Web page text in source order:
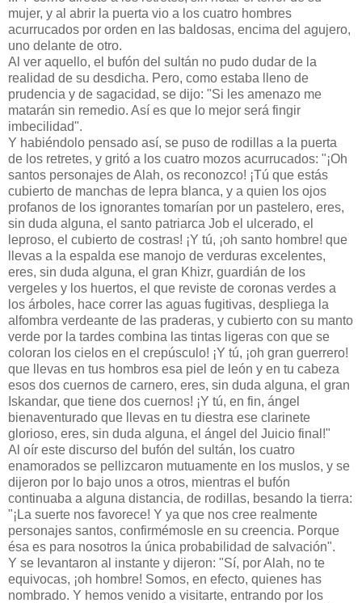
mujer, y al abrir la puerta vio a los cuatro hombres
acurrucados por orden en las baldosas, encima del agujero,
uno delante de otro.
Al ver aquello, el bufón del sultán no pudo dudar de la
realidad de su desdicha. Pero, como estaba lleno de
prudencia y de sagacidad, se dijo: "Si les amenazo me
matarán sin remedio. Así es que lo mejor será fingir
imbecilidad".
Y habiéndolo pensado así, se puso de rodillas a la puerta
de los retretes, y gritó a los cuatro mozos acurrucados: "¡Oh
santos personajes de Alah, os reconozco! ¡Tú que estás
cubierto de manchas de lepra blanca, y a quien los ojos
profanos de los ignorantes tomarían por un pastelero, eres,
sin duda alguna, el santo patriarca Job el ulcerado, el
leproso, el cubierto de costras! ¡Y tú, ¡oh santo hombre! que
llevas a la espalda ese manojo de verduras excelentes,
eres, sin duda alguna, el gran Khizr, guardián de los
vergeles y los huertos, el que reviste de coronas verdes a
los árboles, hace correr las aguas fugitivas, despliega la
alfombra verdeante de las praderas, y cubierto con su manto
verde por la tardes combina las tintas ligeras con que se
coloran los cielos en el crepúsculo! ¡Y tú, ¡oh gran guerrero!
que llevas en tus hombros esa piel de león y en tu cabeza
esos dos cuernos de carnero, eres, sin duda alguna, el gran
Iskandar, que tiene dos cuernos! ¡Y tú, en fin, ángel
bienaventurado que llevas en tu diestra ese clarinete
glorioso, eres, sin duda alguna, el ángel del Juicio final!"
Al oír este discurso del bufón del sultán, los cuatro
enamorados se pellizcaron mutuamente en los muslos, y se
dijeron por lo bajo unos a otros, mientras el bufón
continuaba a alguna distancia, de rodillas, besando la tierra:
"¡La suerte nos favorece! Y ya que nos cree realmente
personajes santos, confirmémosle en su creencia. Porque
ésa es para nosotros la única probabilidad de salvación".
Y se levantaron al instante y dijeron: "Sí, por Alah, no te
equivocas, ¡oh hombre! Somos, en efecto, quienes has
nombrado. Y hemos venido a visitarte, entrando por los